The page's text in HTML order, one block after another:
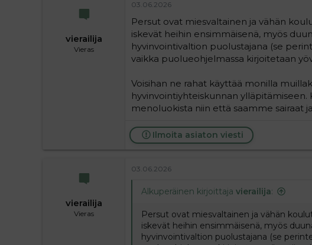
vierailija
Vieras
03.06.2026
Persut ovat miesvaltainen ja vähän
iskevät heihin ensimmäisenä, myös
hyvinvointivaltion puolustajana (se
vaikka puolueohjelmassa kirjoitetaan
Voisihan ne rahat käyttää monilla
hyvinvointiyhteiskunnan ylläpitämiseen.
menoluokista niin että saamme sairaat
Ilmoita asiaton viesti
vierailija
Vieras
03.06.2026
Alkuperäinen kirjoittaja vierailija:
Persut ovat miesvaltainen ja vähän
iskevät heihin ensimmäisenä, myös
hyvinvointivaltion puolustajana (se